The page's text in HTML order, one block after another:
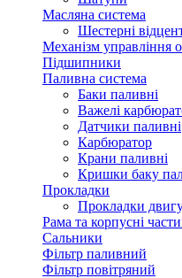
Масляна система
Шестерні
Механізм управління
Підшипники
Паливна система
Баки паливні
Важелі
Датчики паливні
Карбюратор
Крани паливні
Кришки баку
Прокладки
Прокладки
Рама та корпусні
Сальники
Фільтр паливний
Фільтр повітряний